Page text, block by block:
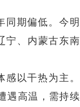
同期偏低。今明
宁、内蒙古东南
以干热为主。
遇高温，需持续